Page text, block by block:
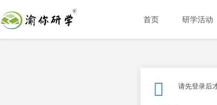
首页 研学活动
请先登录后